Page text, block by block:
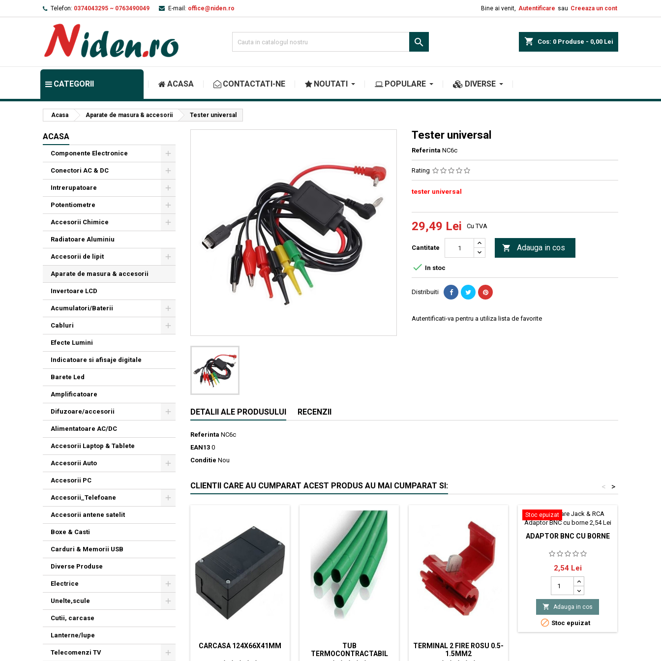
Telefon: 0374043295 ~ 0763490049 E-mail: office@niden.ro Bine ai venit, Autentificare sau Creeaza un cont
shopping_cart Cos: 0 Produse - 0,00 Lei

CATEGORII ACASA CONTACTATI-NE NOUTATI POPULARE DIVERSE
Acasa Aparate de masura & accesorii Tester universal
ACASA
Componente Electronice
Conectori AC & DC
Intrerupatoare
Potentiometre
Accesorii Chimice
Radiatoare Aluminiu
Accesorii de lipit
Aparate de masura & accesorii
Invertoare LCD
Acumulatori/Baterii
Cabluri
Efecte Lumini
Indicatoare si afisaje digitale
Barete Led
Amplificatoare
Difuzoare/accesorii
Alimentatoare AC/DC
Accesorii Laptop & Tablete
Accesorii Auto
Accesorii PC
Accesorii_Telefoane
Accesorii antene satelit
Boxe & Casti
Carduri & Memorii USB
Diverse Produse
Electrice
Unelte,scule
Cutii, carcase
Lanterne/lupe
Telecomenzi TV
Tester universal
Referinta NC6c
Rating
tester universal
29,49 Lei Cu TVA
Cantitate  Adauga in cos
 In stoc
Distribuiti
Autentificati-va pentru a utiliza lista de favorite
DETALII ALE PRODUSULUI RECENZII
Referinta NC6c
EAN13 0
Conditie Nou
CLIENTII CARE AU CUMPARAT ACEST PRODUS AU MAI CUMPARAT SI: >
<
CARCASA 124X66X41MM
TUB
TERMOCONTRACTABIL
TERMINAL 2 FIRE ROSU 0.5-
1.5MM2
Stoc epuizat
ADAPTOR BNC CU BORNE
Adaptor BNC tata cu borne
Pret
2,54 Lei
 Adauga in cos
 Stoc epuizat